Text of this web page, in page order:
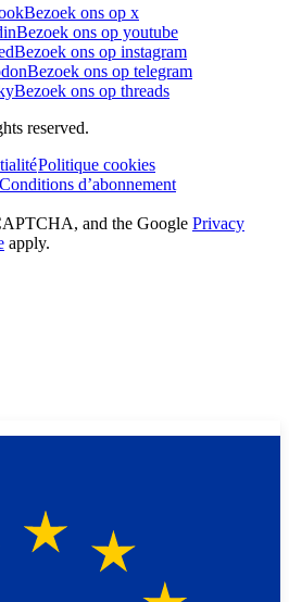
Bezoek ons op x
Bezoek ons op youtube
Bezoek ons op instagram
Bezoek ons op telegram
Bezoek ons op threads
reserved.
Politique cookies
Conditions d’abonnement
and the Google Privacy
apply.